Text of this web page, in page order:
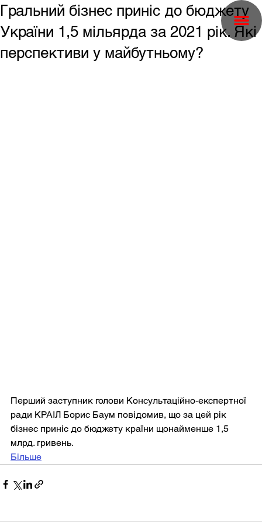
Гральний бізнес приніс до бюджету
України 1,5 мільярда за 2021 рік. Які
перспективи у майбутньому?
Перший заступник голови Консультаційно-експертної
ради КРАІЛ Борис Баум повідомив, що за цей рік
бізнес приніс до бюджету країни щонайменше 1,5
млрд. гривень.
Більше